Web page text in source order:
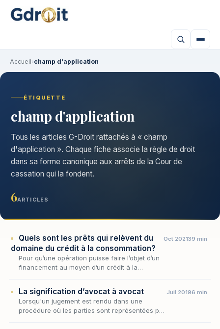
Accueil›champ d'application
ÉTIQUETTE
champ d'application
Tous les articles G-Droit rattachés à « champ
d'application ». Chaque fiche associe la règle de droit
dans sa forme canonique aux arrêts de la Cour de
cassation qui la fondent.
6ARTICLES
Quels sont les prêts qui relèvent du
domaine du crédit à la consommation?
Pour qu’une opération puisse faire l’objet d’un
financement au moyen d’un crédit à la
Oct 202139 min
La signification d’avocat à avocat
Lorsqu'un jugement est rendu dans une
procédure où les parties sont représentées par
Juil 20196 min